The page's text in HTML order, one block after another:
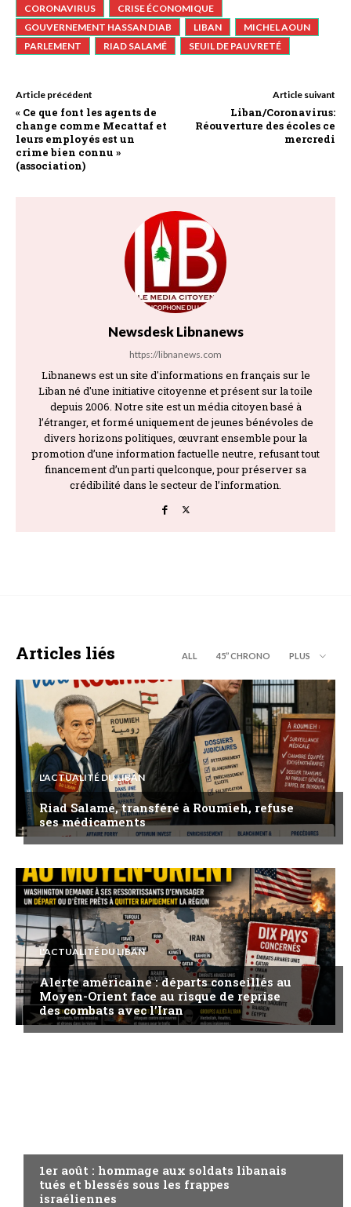
CORONAVIRUS
CRISE ÉCONOMIQUE
GOUVERNEMENT HASSAN DIAB
LIBAN
MICHEL AOUN
PARLEMENT
RIAD SALAMÉ SEUIL DE PAUVRETÉ
Article précédent
« Ce que font les agents de
change comme Mecattaf et
leurs employés est un
crime bien connu »
(association)
Article suivant
Liban/Coronavirus:
Réouverture des écoles ce
mercredi
Newsdesk Libnanews
https://libnanews.com
Libnanews est un site d'informations en français sur le
Liban né d'une initiative citoyenne et présent sur la toile
depuis 2006. Notre site est un média citoyen basé à
l’étranger, et formé uniquement de jeunes bénévoles de
divers horizons politiques, œuvrant ensemble pour la
promotion d’une information factuelle neutre, refusant tout
financement d’un parti quelconque, pour préserver sa
crédibilité dans le secteur de l’information.
Articles liés ALL 45’’ CHRONO PLUS
L'ACTUALITÉ DU LIBAN
Riad Salamé, transféré à Roumieh, refuse
ses médicaments
L'ACTUALITÉ DU LIBAN
Alerte américaine : départs conseillés au
Moyen-Orient face au risque de reprise
des combats avec l’Iran
1er août : hommage aux soldats libanais
tués et blessés sous les frappes
israéliennes